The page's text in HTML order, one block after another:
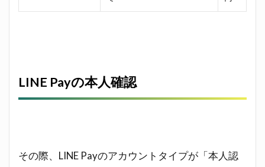
LINE Payの本人確認
その際、LINE Payのアカウントタイプが「本人認